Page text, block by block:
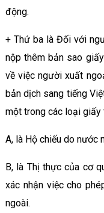
động.
+ Thứ ba là Đối với
nộp thêm bản sao
về việc người xuất
bản dịch sang tiếng
một trong các loại giấy
A, là Hộ chiếu do nước
B, là Thị thực của cơ
xác nhận việc cho
ngoài.